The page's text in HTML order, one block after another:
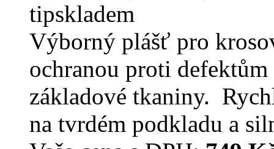
tipskladem
Výborný plášť pro
ochranou proti
základové tkaniny.
na tvrdém podkladu a